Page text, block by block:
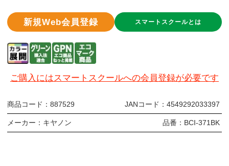
新規Web会員登録 スマートスクールとは
ご購入にはスマートスクールへの会員登録が必要です
商品コード： 887529 JANコード： 4549292033397
メーカー： キヤノン 品番： BCI-371BK